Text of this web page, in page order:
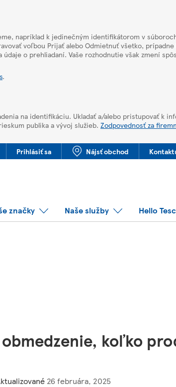
napríklad k jedinečným identifikátorom v
voľbou Prijať alebo Odmietnuť všetko,
o prehliadaní. Vaše rozhodnutie však zmení
.
na identifikáciu. Ukladať a/alebo pristupovať k
publika a vývoj služieb. Zodpovednosť za
Prihlásiť sa Nájsť obchod
značky Naše služby Hello
koľko
26 februára, 2025